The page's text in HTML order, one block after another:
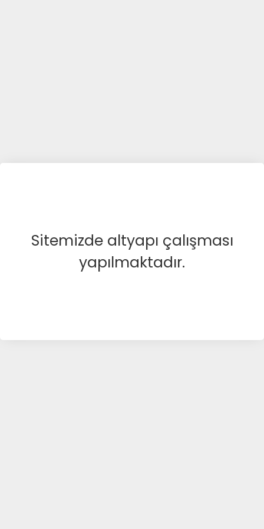
Sitemizde altyapı çalışması
yapılmaktadır.